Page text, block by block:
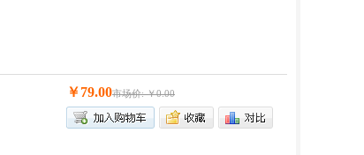
￥79.00市场价: ￥0.00